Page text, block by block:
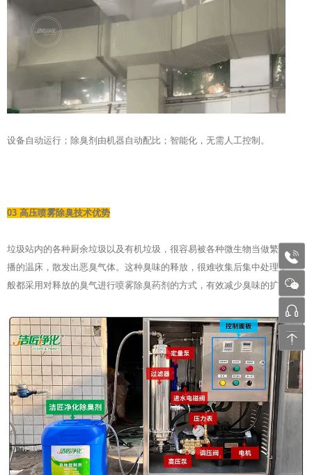
设备自动运行；除臭剂由机器自动配比；智能化，无需人工控制。
03 高压喷雾除臭技术优势
垃圾站内的各种厨余垃圾以及有机垃圾，很容易被各种微生物当做繁殖传
播的温床，散发出恶臭气体。这种臭味的释放，很难收集后集中处理，一
般都采用对释放的臭气进行喷雾除臭药剂的方式，有效减少臭味的扩散。
张